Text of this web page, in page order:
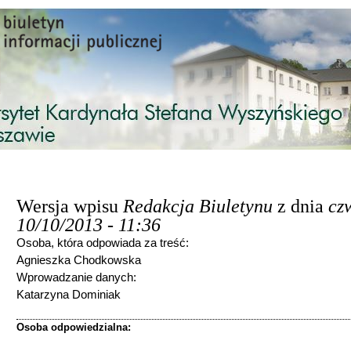
Przejdź do treści
Wersja wpisu Redakcja Biuletynu z dnia
10/10/2013 - 11:36
Osoba, która odpowiada za treść:
Agnieszka Chodkowska
Wprowadzanie danych:
Katarzyna Dominiak
Osoba odpowiedzialna: